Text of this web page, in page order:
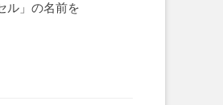
ル」の名前を